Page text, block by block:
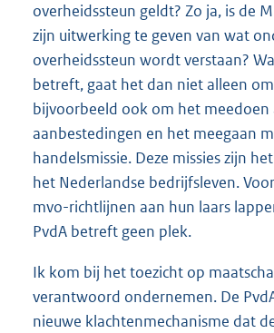
overheidssteun geldt? Zo ja, is de
zijn uitwerking te geven van wat
overheidssteun wordt verstaan?
betreft, gaat het dan niet alleen
bijvoorbeeld ook om het meedoen
aanbestedingen en het meegaan
handelsmissie. Deze missies zijn
het Nederlandse bedrijfsleven.
mvo-richtlijnen aan hun laars
PvdA betreft geen plek.
Ik kom bij het toezicht op
verantwoord ondernemen. De
nieuwe klachtenmechanisme dat